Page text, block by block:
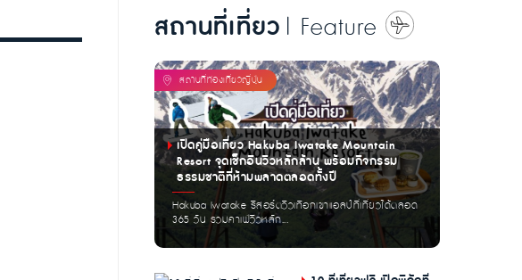
สถานที่เที่ยว | Feature
เปิดคู่มือเที่ยว Hakuba Iwatake Mountain
Resort จุดเช็กอินวิวหลักล้าน พร้อมกิจกรรม
ธรรมชาติที่ห้ามพลาดตลอดทั้งปี
Hakuba Iwatake รีสอร์ตวิวเทือกเขาแอลป์ที่เที่ยวได้ตลอด
365 วัน รวมคาเฟ่วิวหลัก...